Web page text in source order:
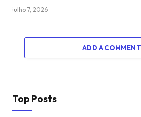
julho 7, 2026
ADD A COMMENT
Top Posts